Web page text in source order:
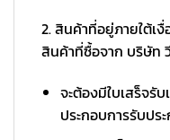
2. สินค้าที่อยู่ภายใต้เงื่
สินค้าที่ซื้อจาก บริษัท
จะต้องมีใบเสร็จรั
ประกอบการรับปร